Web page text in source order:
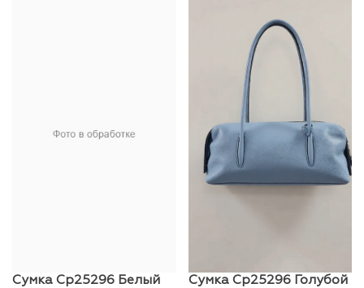
Сумка Ср25296 Белый Сумка Ср25296 Голубой